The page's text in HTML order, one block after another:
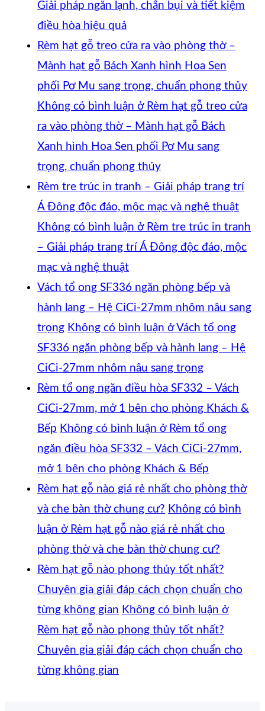
Giải pháp ngăn lạnh, chắn bụi và tiết kiệm
điều hòa hiệu quả
Rèm hạt gỗ treo cửa ra vào phòng thờ –
Mành hạt gỗ Bách Xanh hình Hoa Sen
phối Pơ Mu sang trọng, chuẩn phong thủy
Không có bình luận ở Rèm hạt gỗ treo cửa
ra vào phòng thờ – Mành hạt gỗ Bách
Xanh hình Hoa Sen phối Pơ Mu sang
trọng, chuẩn phong thủy
Rèm tre trúc in tranh – Giải pháp trang trí
Á Đông độc đáo, mộc mạc và nghệ thuật
Không có bình luận ở Rèm tre trúc in tranh
– Giải pháp trang trí Á Đông độc đáo, mộc
mạc và nghệ thuật
Vách tổ ong SF336 ngăn phòng bếp và
hành lang – Hệ CiCi-27mm nhôm nâu sang
trọng Không có bình luận ở Vách tổ ong
SF336 ngăn phòng bếp và hành lang – Hệ
CiCi-27mm nhôm nâu sang trọng
Rèm tổ ong ngăn điều hòa SF332 – Vách
CiCi-27mm, mở 1 bên cho phòng Khách &
Bếp Không có bình luận ở Rèm tổ ong
ngăn điều hòa SF332 – Vách CiCi-27mm,
mở 1 bên cho phòng Khách & Bếp
Rèm hạt gỗ nào giá rẻ nhất cho phòng thờ
và che bàn thờ chung cư? Không có bình
luận ở Rèm hạt gỗ nào giá rẻ nhất cho
phòng thờ và che bàn thờ chung cư?
Rèm hạt gỗ nào phong thủy tốt nhất?
Chuyên gia giải đáp cách chọn chuẩn cho
từng không gian Không có bình luận ở
Rèm hạt gỗ nào phong thủy tốt nhất?
Chuyên gia giải đáp cách chọn chuẩn cho
từng không gian